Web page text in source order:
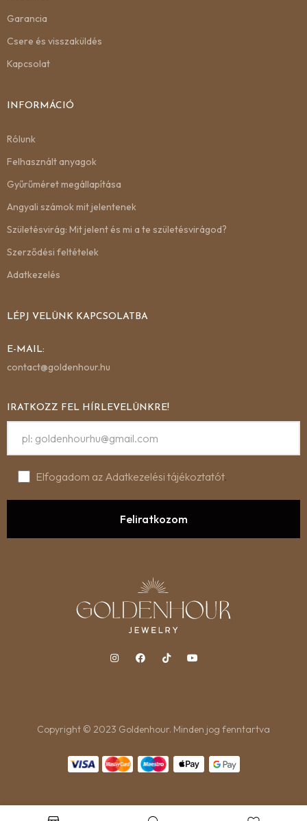
Garancia
Csere és visszaküldés
Kapcsolat
INFORMÁCIÓ
Rólunk
Felhasznált anyagok
Gyűrűméret megállapítása
Angyali számok mit jelentenek
Születésvirág: Mit jelent és mi a te születésvirágod?
Szerződési feltételek
Adatkezelés
LÉPJ VELÜNK KAPCSOLATBA
E-MAIL:
contact@goldenhour.hu
IRATKOZZ FEL HÍRLEVELÜNKRE!
Elfogadom az Adatkezelési tájékoztatót.
Copyright © 2023 Goldenhour. Minden jog fenntartva